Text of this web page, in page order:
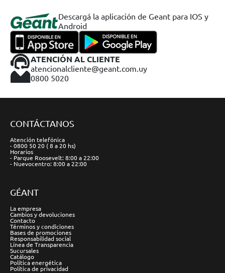
Descargá la aplicación de Geant para IOS y
Android
ATENCIÓN AL CLIENTE
atencionalcliente@geant.com.uy
0800 5020
CONTÁCTANOS
Atención telefónica
- 0800 50 20 ( 8 a 20 hs)
Horarios
- Parque Roosevelt: 8:00 a 22:00
- Nuevocentro: 8:00 a 22:00
GÉANT
La empresa
Cambios y devoluciones
Contacto
Términos y condiciones
Bases de promociones
Responsabilidad social
Línea de Transparencia
Sucursales
Catálogo
Política energética
Política de privacidad